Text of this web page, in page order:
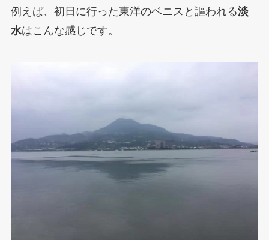
例えば、初日に行った東洋のベニスと謳われる淡
水はこんな感じです。